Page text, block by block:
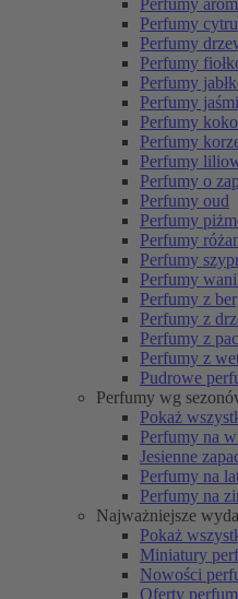
Perfumy
Perfumy
Perfumy
Perfumy
Perfumy
Perfumy
Perfumy
Perfumy
Perfumy
Perfumy o
Perfumy oud
Perfumy
Perfumy
Perfumy
Perfumy
Perfumy z
Perfumy z
Perfumy z
Perfumy z
Pudrowe
Perfumy wg
Pokaż
Perfumy na
Jesienne
Perfumy na
Perfumy na
Najważniejsze
Pokaż
Miniatury
Nowości
Oferty perfum